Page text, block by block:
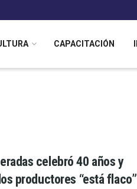
CAPACITACIÓN
celebró 40 años y
productores “está flaco”